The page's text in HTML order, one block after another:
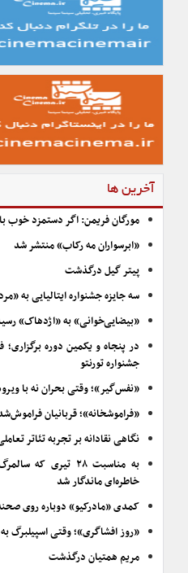
آخرین ها
مورگان فریمن: اگر دستمزد خوب
«ابرسواران مه رکاب» منتشر شد
پیتر گیل درگذشت
سه جایزه جشنواره ایتالیایی به
«بیضایی‌خوانی» به «اژدهاک»
در پنجاه و یکمین دوره
جشنواره تورنتو
«نفس‌گیر»؛ وقتی بحران نه با
«فراموشخانه»؛ قربانیان
نگاهی نقادانه بر تجربه تئاتر
به مناسبت ۲۸
خاطره‌ای ماندگار شد
کمدی «مادرکیو» دوباره روی
«روز افشاگری»؛ وقتی اسپیلبرگ
مریم همتیان درگذشت